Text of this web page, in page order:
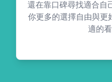
還在靠口碑尋找適合自
你更多的選擇自由與更
適的看